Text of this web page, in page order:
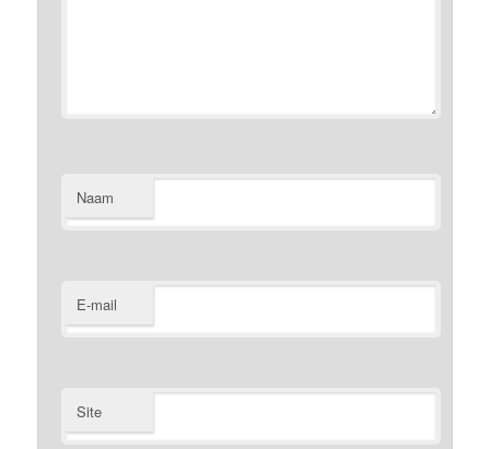
Naam
E-mail
Site